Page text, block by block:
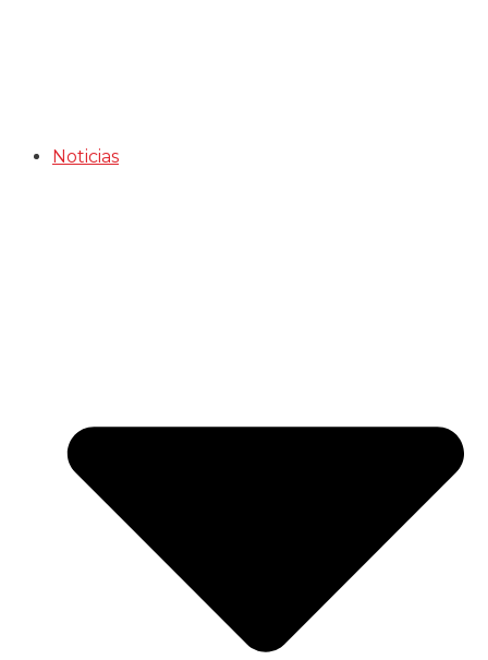
Noticias